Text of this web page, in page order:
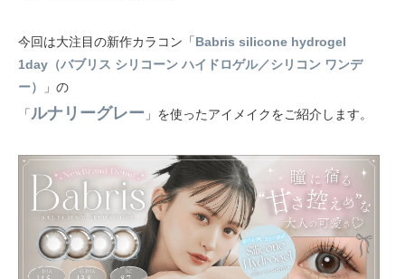
今回は大注目の新作カラコン「Babris silicone hydrogel
1day（バブリス シリコーン ハイドロゲル／シリコン ワンデ
ー）
」の
「ルナリーグレー 」を使ったアイメイクをご紹介します。